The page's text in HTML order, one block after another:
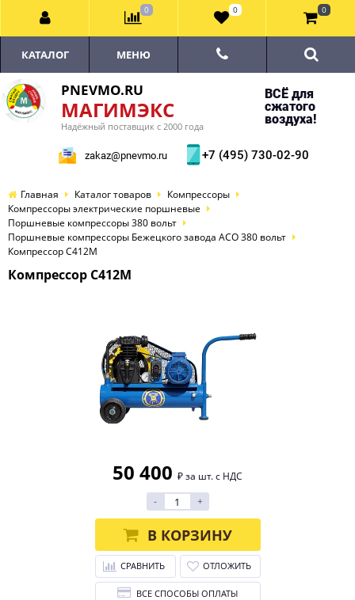
PNEVMO.RU
МАГИМЭКС
Надёжный поставщик с 2000 года
ВСЁ для
сжатого
воздуха!
zakaz@pnevmo.ru +7 (495) 730-02-90
КАТАЛОГ МЕНЮ
Главная Каталог товаров
Компрессоры
Компрессоры электрические поршневые
Поршневые компрессоры 380 вольт
Поршневые компрессоры Бежецкого завода АСО 380 вольт
Компрессор С412М
Компрессор С412М
50 400 ₽ за шт. с НДС
-
+
В КОРЗИНУ
СРАВНИТЬ ОТЛОЖИТЬ
ВСЕ СПОСОБЫ ОПЛАТЫ
0 0 0